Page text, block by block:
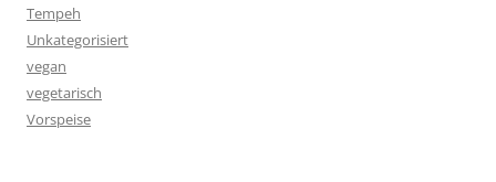
Tempeh
Unkategorisiert
vegan
vegetarisch
Vorspeise